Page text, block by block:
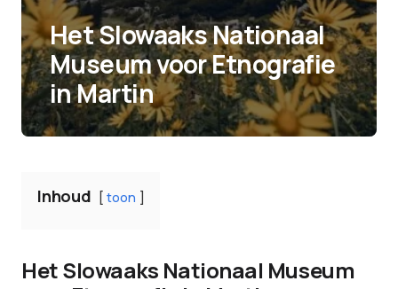
Het Slowaaks Nationaal
Museum voor Etnografie
in Martin
Inhoud toon
Het Slowaaks Nationaal Museum